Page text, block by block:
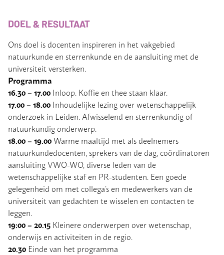
DOEL & RESULTAAT
Ons doel is docenten inspireren in het vakgebied
natuurkunde en sterrenkunde en de aansluiting met de
universiteit versterken.
Programma
16.30 – 17.00 Inloop. Koffie en thee staan klaar.
17.00 – 18.00 Inhoudelijke lezing over wetenschappelijk
onderzoek in Leiden. Afwisselend en sterrenkundig of
natuurkundig onderwerp.
18.00 – 19.00Warme maaltijd met als deelnemers
natuurkundedocenten, sprekers van de dag, coördinatoren
aansluiting VWO-WO, diverse leden van de
wetenschappelijke staf en PR-studenten. Een goede
gelegenheid om met collega’s en medewerkers van de
universiteit van gedachten te wisselen en contacten te
leggen.
19:00 – 20.15 Kleinere onderwerpen over wetenschap,
onderwijs en activiteiten in de regio.
20.30 Einde van het programma